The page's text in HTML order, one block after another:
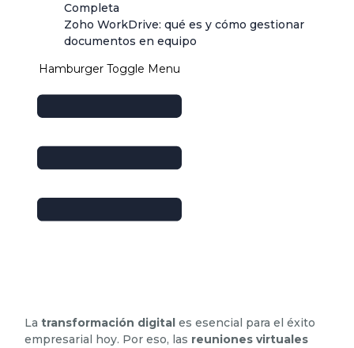
Completa
Zoho WorkDrive: qué es y cómo gestionar
documentos en equipo
Hamburger Toggle Menu
Latransformación digital es esencial para el éxito
empresarial hoy. Por eso, las reuniones virtuales